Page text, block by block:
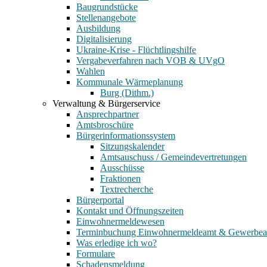
Baugrundstücke
Stellenangebote
Ausbildung
Digitalisierung
Ukraine-Krise - Flüchtlingshilfe
Vergabeverfahren nach VOB & UVgO
Wahlen
Kommunale Wärmeplanung
Burg (Dithm.)
Verwaltung & Bürgerservice
Ansprechpartner
Amtsbroschüre
Bürgerinformationssystem
Sitzungskalender
Amtsauschuss / Gemeindevertretungen
Ausschüsse
Fraktionen
Textrecherche
Bürgerportal
Kontakt und Öffnungszeiten
Einwohnermeldewesen
Terminbuchung Einwohnermeldeamt &
Was erledige ich wo?
Formulare
Schadensmeldung